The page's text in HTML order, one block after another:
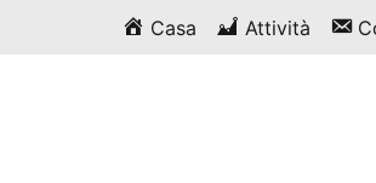
Casa Attività